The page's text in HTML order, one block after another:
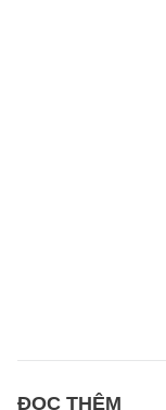
ĐỌC THÊM